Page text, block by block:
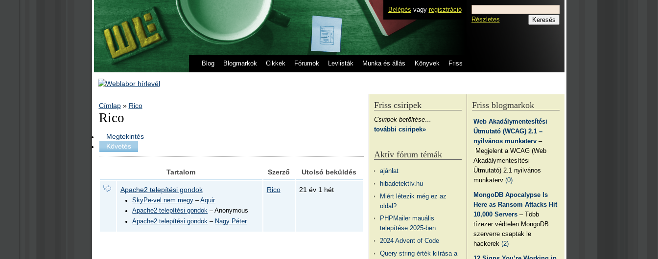
Belépés vagy regisztráció
Blog Blogmarkok Cikkek Fórumok Levlisták Munka és állás Könyvek Friss
Részletes
Címlap» Rico
Rico
Megtekintés
Követés
Tartalom Szerző Utolsó beküldés
Apache2 telepítési gondok
SkyPe-vel nem megy –Aquir
Apache2 telepítési gondok – Anonymous
Apache2 telepítési gondok – Nagy Péter
Rico 21 év 1 hét
Friss blogmarkok
Web Akadálymentesítési
Útmutató (WCAG) 2.1 –
nyilvános munkaterv –
Megjelent a WCAG (Web
Akadálymentesítési
Útmutató) 2.1 nyilvános
munkaterv(0)
MongoDB Apocalypse Is
Here as Ransom Attacks Hit
10,000 Servers – Több
tízezer védtelen MongoDB
szerverre csaptak le
hackerek(2)
Friss csiripek
Csiripek betöltése…
további csiripek»
Aktív fórum témák
ajánlat
hibadetektív.hu
Miért létezik még ez az
oldal?
PHPMailer mauális
telepítése 2025-ben
2024 Advent of Code
Query string érték kiírása a